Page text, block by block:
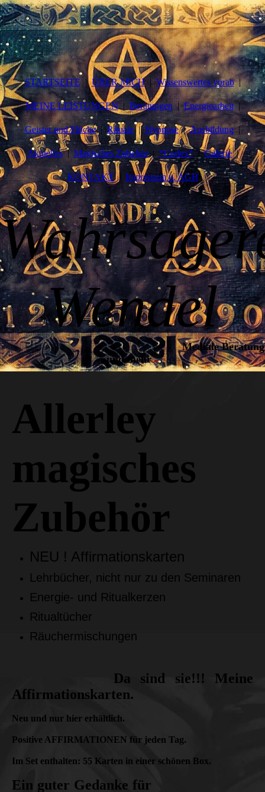
STARTSEITE ÜBER MICH Wissenswertes vorab
MEINE LEISTUNGEN Beratungen Energiearbeit
Geister und Flüche Rituale Hypnose Ausbildung
Aktuelles Magisches Zubehör *Codex* Galerie
KONTAKT Impressum u. AGB
Wahrsag
Wendel
Mediale Beratung
und mehr...
Allerley
magisches
Zubehör
NEU ! Affirmationskarten
Lehrbücher, nicht nur zu den Seminaren
Energie- und Ritualkerzen
Ritualtücher
Räuchermischungen
Da sind sie!!! Meine
Affirmationskarten.
Neu und nur hier erhältlich.
Positive AFFIRMATIONEN für jeden Tag.
Im Set enthalten: 55 Karten in einer schönen Box.
Ein guter Gedanke für